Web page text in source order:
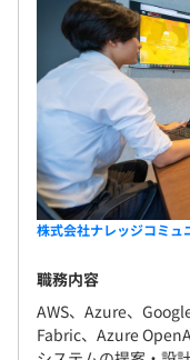
株式会社ナレッジコミュ
職務内容
AWS、Azure、
Fabric、Azure